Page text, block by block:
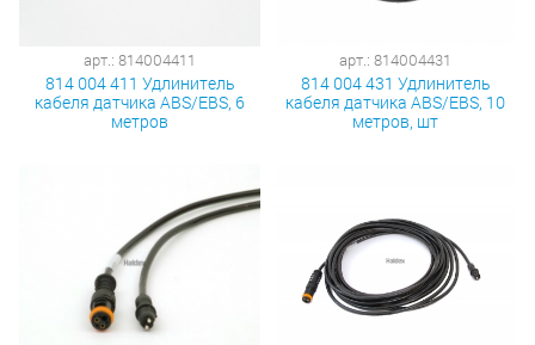
арт.: 814004411
814 004 411 Удлинитель
кабеля датчика ABS/EBS, 6
метров
арт.: 814004431
814 004 431 Удлинитель
кабеля датчика ABS/EBS, 10
метров, шт